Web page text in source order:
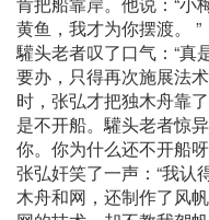
黄鱼，我才为你摆渡。 ”
驩头老者叹了口气：“真
要办，只得再次施展法
时，张弘才把独木舟靠
是不开船。驩头老者惊
你。你为什么还不开船
张弘奸笑了一声：“我认
木舟和网，还制作了风